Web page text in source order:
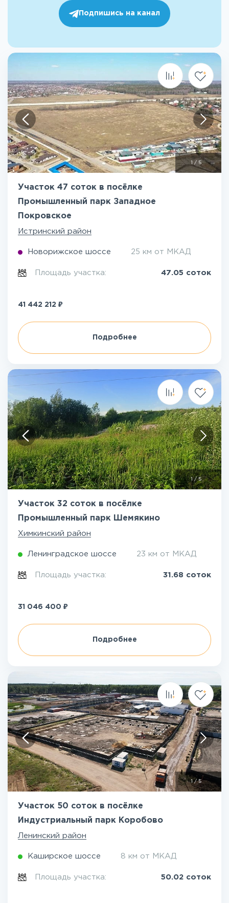
Подпишись на канал
/ 5
Участок 47 соток в посёлке
Промышленный парк Западное
Покровское
Истринский район
Новорижское шоссе 25 км от МКАД
Площадь участка: 47.05 соток
41 442 212 ₽
Подробнее
1/5
Участок 32 соток в посёлке
Промышленный парк Шемякино
Химкинский район
Ленинградское шоссе 23 км от МКАД
Площадь участка: 31.68 соток
31 046 400 ₽
Подробнее
1/5
Участок 50 соток в посёлке
Индустриальный парк Коробово
Ленинский район
Каширское шоссе 8 км от МКАД
Площадь участка: 50.02 соток